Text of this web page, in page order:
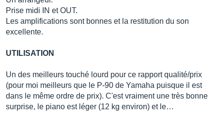
Prise midi IN et OUT.
Les amplifications sont bonnes et la restitution du son
excellente.
UTILISATION
Un des meilleurs touché lourd pour ce rapport qualité/prix
(pour moi meilleurs que le P-90 de Yamaha puisque il est
dans le même ordre de prix). C'est vraiment une très bonne
surprise, le piano est léger (12 kg environ) et le…